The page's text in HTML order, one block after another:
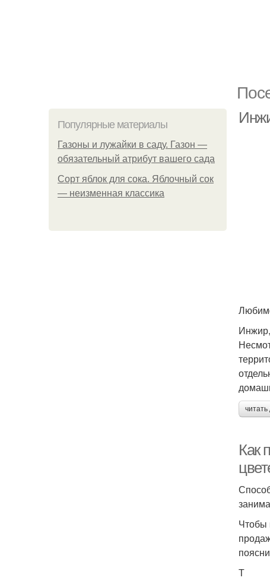
Популярные материалы
Газоны и лужайки в саду. Газон —
обязательный атрибут вашего сада
Сорт яблок для сока. Яблочный сок
— неизменная классика
Как
Чтобы
Т